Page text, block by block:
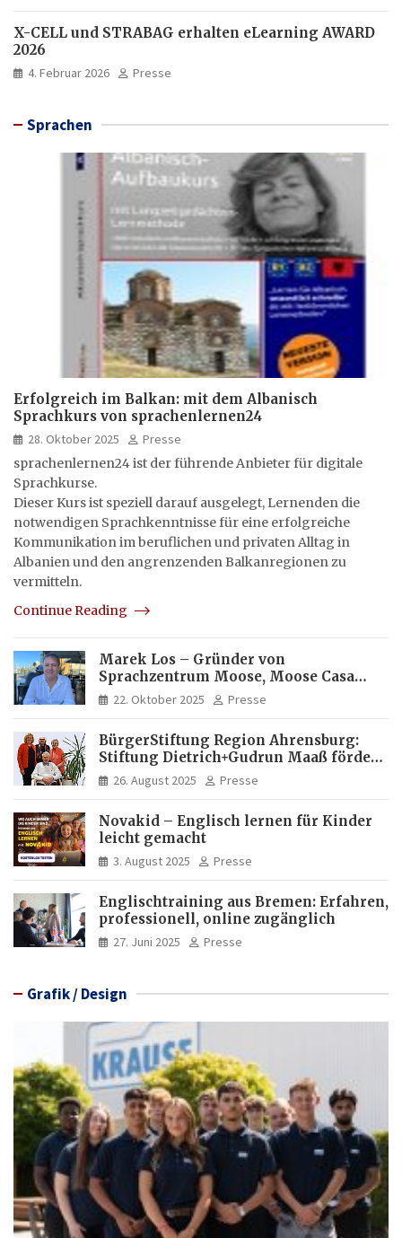
X-CELL und STRABAG erhalten eLearning AWARD
2026
4. Februar 2026 Presse
Sprachen
Erfolgreich im Balkan: mit dem Albanisch
Sprachkurs von sprachenlernen24
28. Oktober 2025
Presse
sprachenlernen24 ist der führende Anbieter für digitale
Sprachkurse.
Dieser Kurs ist speziell darauf ausgelegt, Lernenden die
notwendigen Sprachkenntnisse für eine erfolgreiche
Kommunikation im beruflichen und privaten Alltag in
Albanien und den angrenzenden Balkanregionen zu
vermitteln.
Continue Reading
Marek Los – Gründer von
Sprachzentrum Moose, Moose Casa
Italia und Apartamento Brasil |
Internationaler Experte für Bildung
22. Oktober 2025 Presse
BürgerStiftung Region Ahrensburg:
Stiftung Dietrich+Gudrun Maaß fördert
Deutschkenntnisse von Frauen
26. August 2025 Presse
Novakid – Englisch lernen für Kinder
leicht gemacht
3. August 2025 Presse
Englischtraining aus Bremen: Erfahren,
professionell, online zugänglich
27. Juni 2025 Presse
Grafik / Design